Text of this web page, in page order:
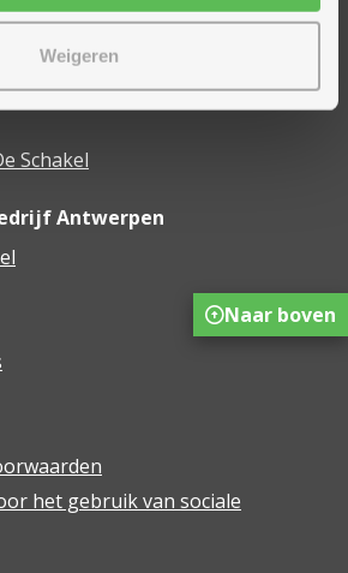
Weigeren
Schakel
Antwerpen
het gebruik van sociale
Naar boven